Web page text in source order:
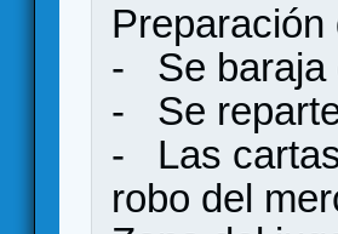
- Se baraja
- Se
- Las cartas
robo del